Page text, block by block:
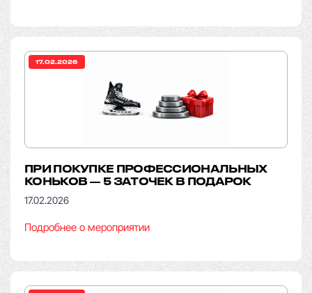
17.02.2026
ПРИ ПОКУПКЕ ПРОФЕССИОНАЛЬНЫХ
КОНЬКОВ — 5 ЗАТОЧЕК В ПОДАРОК
17.02.2026
Подробнее о мероприятии